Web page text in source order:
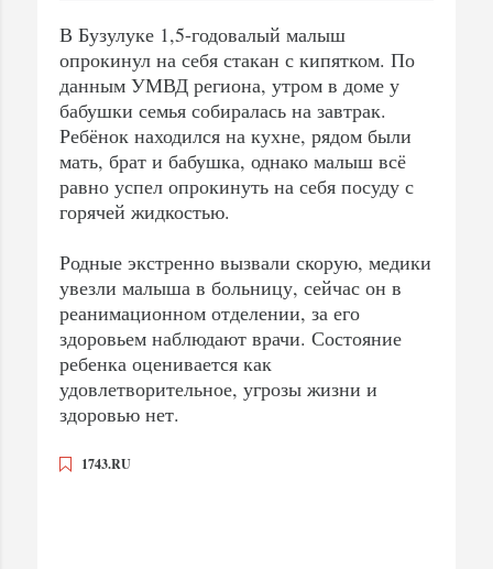
В Бузулуке 1,5-годовалый малыш
опрокинул на себя стакан с кипятком. По
данным УМВД региона, утром в доме у
бабушки семья собиралась на завтрак.
Ребёнок находился на кухне, рядом были
мать, брат и бабушка, однако малыш всё
равно успел опрокинуть на себя посуду с
горячей жидкостью.
Родные экстренно вызвали скорую, медики
увезли малыша в больницу, сейчас он в
реанимационном отделении, за его
здоровьем наблюдают врачи. Состояние
ребенка оценивается как
удовлетворительное, угрозы жизни и
здоровью нет.
1743.RU